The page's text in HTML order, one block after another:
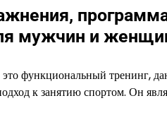
мужчин и
функциональный тренинг,
к занятию спортом. Он